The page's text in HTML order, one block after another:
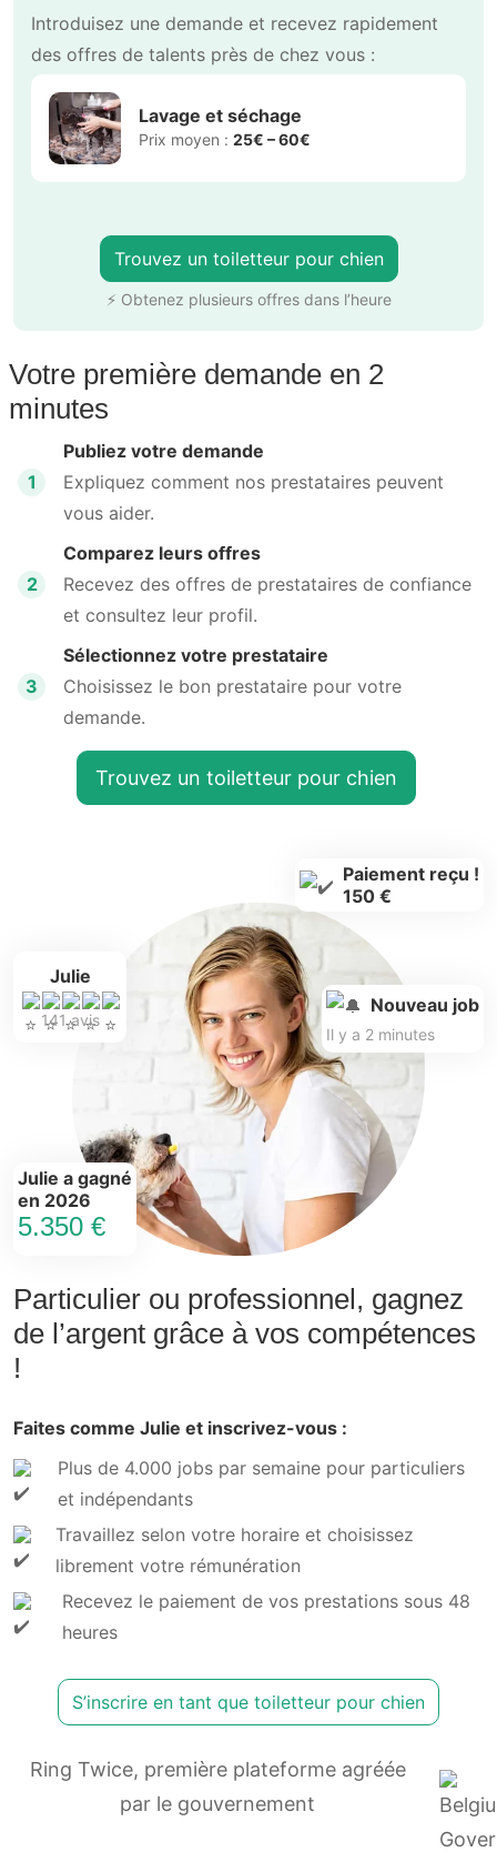
Introduisez une demande et recevez rapidement
des offres de talents près de chez vous :
Lavage et séchage
Prix moyen : 25€ – 60€
Trouvez un toiletteur pour chien
⚡ Obtenez plusieurs offres dans l’heure
Votre première demande en 2
minutes
1
Publiez votre demande
Expliquez comment nos prestataires peuvent
vous aider.
2
Comparez leurs offres
Recevez des offres de prestataires de confiance
et consultez leur profil.
3
Sélectionnez votre prestataire
Choisissez le bon prestataire pour votre
demande.
Trouvez un toiletteur pour chien
Particulier ou professionnel, gagnez
de l’argent grâce à vos compétences
!
Faites comme Julie et inscrivez-vous :
Plus de 4.000 jobs par semaine pour particuliers
et indépendants
Travaillez selon votre horaire et choisissez
librement votre rémunération
Recevez le paiement de vos prestations sous 48
heures
S’inscrire en tant que toiletteur pour chien
Julie
141 avis
Julie a gagné
en 2026
5.350 €
Paiement reçu !
150 €
Nouveau job
Il y a 2 minutes
Ring Twice, première plateforme agréée
par le gouvernement